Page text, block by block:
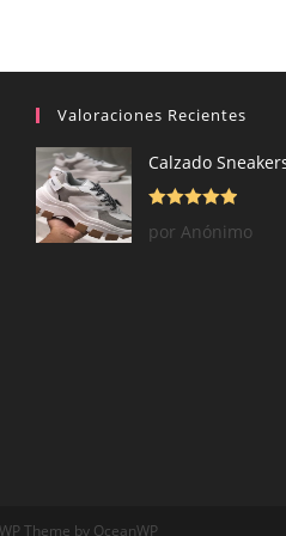
Valoraciones Recientes
Calzado
Valorado con
por Anónimo
Theme by OceanWP